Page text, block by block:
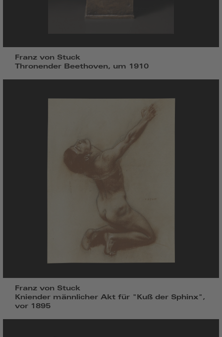
Franz von Stuck
Thronender Beethoven, um 1910
Franz von Stuck
Kniender männlicher Akt für "Kuß der Sphinx",
vor 1895